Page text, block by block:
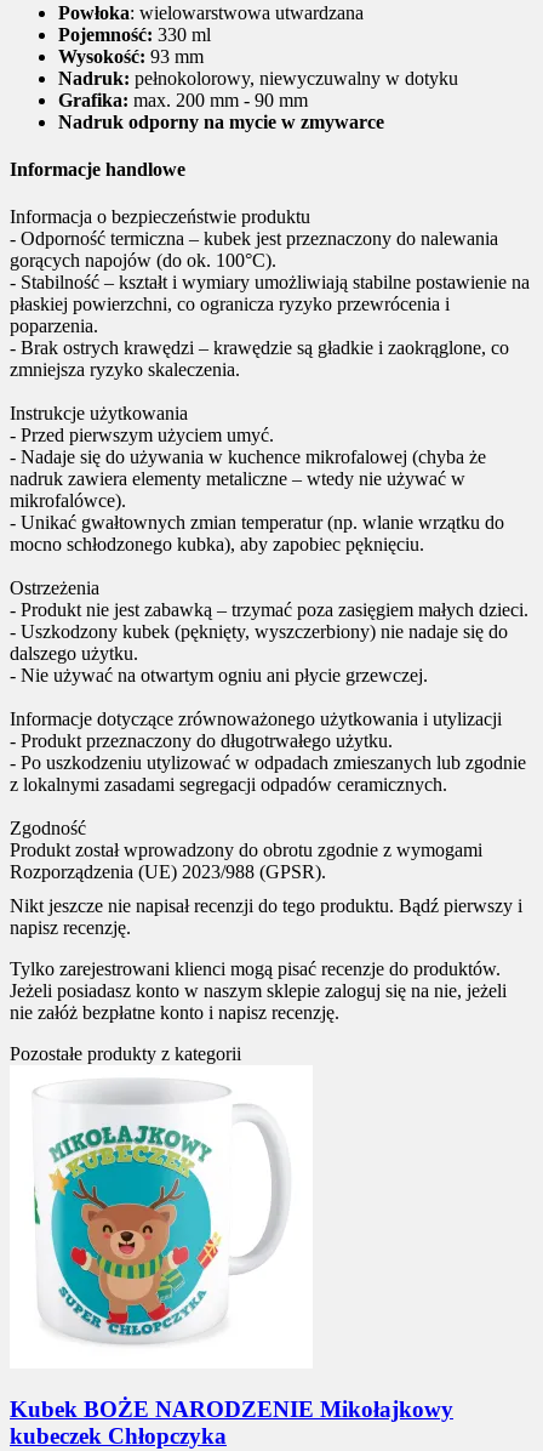
Powłoka: wielowarstwowa utwardzana
Pojemność: 330 ml
Wysokość: 93 mm
Nadruk: pełnokolorowy, niewyczuwalny w dotyku
Grafika: max. 200 mm - 90 mm
Nadruk odporny na mycie w zmywarce
Informacje handlowe
Informacja o bezpieczeństwie produktu
- Odporność termiczna – kubek jest przeznaczony do nalewania
gorących napojów (do ok. 100°C).
- Stabilność – kształt i wymiary umożliwiają stabilne postawienie na
płaskiej powierzchni, co ogranicza ryzyko przewrócenia i
poparzenia.
- Brak ostrych krawędzi – krawędzie są gładkie i zaokrąglone, co
zmniejsza ryzyko skaleczenia.
Instrukcje użytkowania
- Przed pierwszym użyciem umyć.
- Nadaje się do używania w kuchence mikrofalowej (chyba że
nadruk zawiera elementy metaliczne – wtedy nie używać w
mikrofalówce).
- Unikać gwałtownych zmian temperatur (np. wlanie wrzątku do
mocno schłodzonego kubka), aby zapobiec pęknięciu.
Ostrzeżenia
- Produkt nie jest zabawką – trzymać poza zasięgiem małych dzieci.
- Uszkodzony kubek (pęknięty, wyszczerbiony) nie nadaje się do
dalszego użytku.
- Nie używać na otwartym ogniu ani płycie grzewczej.
Informacje dotyczące zrównoważonego użytkowania i utylizacji
- Produkt przeznaczony do długotrwałego użytku.
- Po uszkodzeniu utylizować w odpadach zmieszanych lub zgodnie
z lokalnymi zasadami segregacji odpadów ceramicznych.
Zgodność
Produkt został wprowadzony do obrotu zgodnie z wymogami
Rozporządzenia (UE) 2023/988 (GPSR).
Nikt jeszcze nie napisał recenzji do tego produktu. Bądź pierwszy i
napisz recenzję.
Tylko zarejestrowani klienci mogą pisać recenzje do produktów.
Jeżeli posiadasz konto w naszym sklepie zaloguj się na nie, jeżeli
nie załóż bezpłatne konto i napisz recenzję.
Pozostałe produkty z kategorii
Kubek BOŻE NARODZENIE Mikołajkowy
kubeczek Chłopczyka